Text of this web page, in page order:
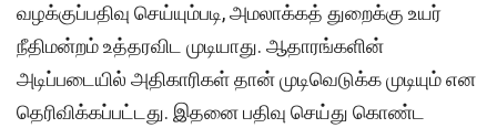
வழக்குப்பதிவு செய்யும்படி, அமலாக்கத் துறைக்கு உயர்
நீதிமன்றம் உத்தரவிட முடியாது. ஆதாரங்களின்
அடிப்படையில் அதிகாரிகள் தான் முடிவெடுக்க முடியும் என
தெரிவிக்கப்பட்டது. இதனை பதிவு செய்து கொண்ட